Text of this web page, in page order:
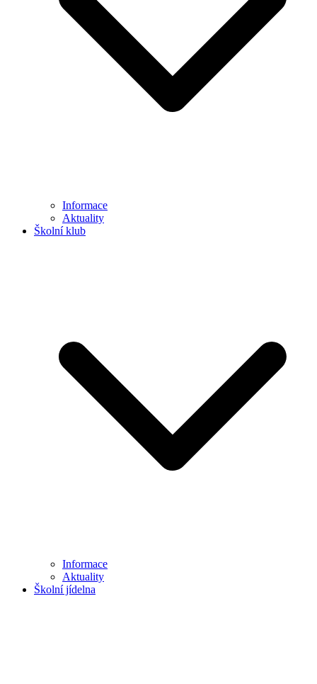
Informace
Aktuality
Školní klub
Informace
Aktuality
Školní jídelna